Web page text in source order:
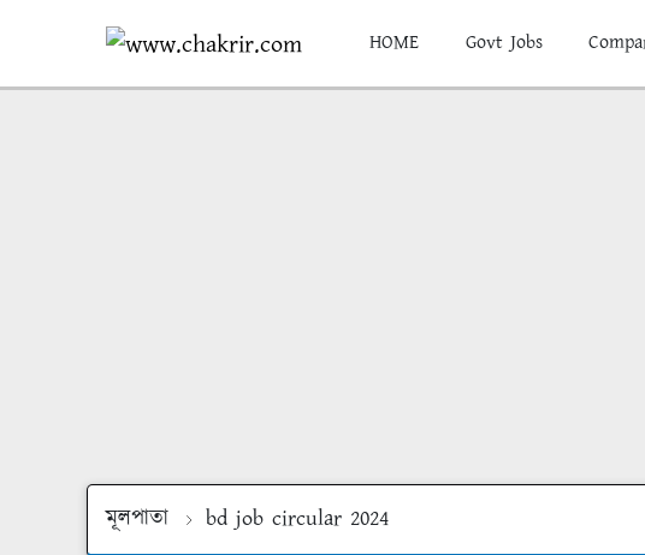
HOME Govt Jobs
মূলপাতা bd job circular 2024